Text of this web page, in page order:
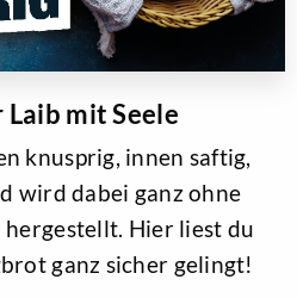
mit Seele
knusprig, innen saftig,
wird dabei ganz ohne
Hier liest du
ganz sicher gelingt!